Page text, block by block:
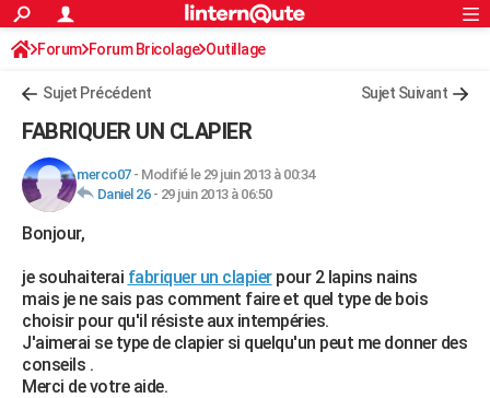
ACTUALITÉS
Politique
Société
Faits Divers
Education
Monde
Villes
+
FINANCE
Retraite
Impôts
Epargne
Immobilier
Risques naturels par ville
Banque
Assurance
Crédit
AUTO
Essais
Réserver un essai
Citadines
Berlines
SUV
Forum auto
+HIGH-TECH
Mobiles
Meilleur smartphone
Internet
Ordinateurs
Jeux vidéo
Guide high-tech
+BRICOLAGE
Forum
Aménagement intérieur
Extérieur
Cuisine
Salle de bains
Jardinage
Rangement
WEEK-END
Guides de France
Escapades
Patrimoine
Expositions
Musées
Week-end nature
+LIFESTYLE
S'inscrire
Connexion
Forum Forum Bricolage Outillage
Sujet Précédent Sujet Suivant
FABRIQUER UN CLAPIER
merco07- Modifié le 29 juin 2013 à 00:34
Daniel 26- 29 juin 2013 à 06:50
Bonjour,
je souhaiterai fabriquer un clapierpour 2 lapins nains
mais je ne sais pas comment faire et quel type de bois
choisir pour qu'il résiste aux intempéries.
J'aimerai se type de clapier si quelqu'un peut me donner des
conseils .
Merci de votre aide.